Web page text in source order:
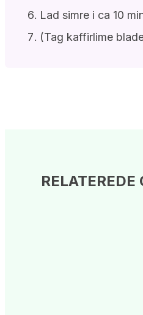
Lad simre i ca 10
(Tag kaffirlime
RELATEREDE